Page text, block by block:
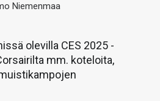
Niemenmaa
olevilla CES 2025 -
mm. koteloita,